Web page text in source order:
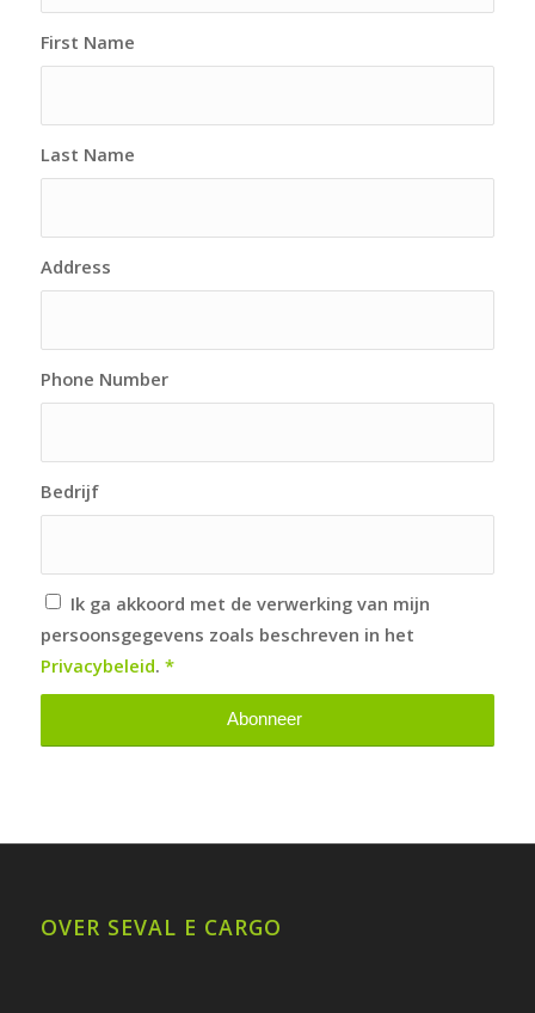
First Name
Last Name
Address
Phone Number
Bedrijf
Ik ga akkoord met de verwerking van mijn
persoonsgegevens zoals beschreven in het
Privacybeleid. *
OVER SEVAL E CARGO